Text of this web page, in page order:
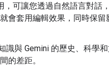
，可讓您透過自然語言對話
會套用編輯效果，同時保留
識與 Gemini 的歷史、科學
的差距。